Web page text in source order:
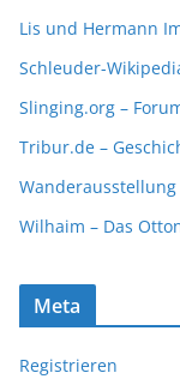
Lis und Hermann
Schleuder-
Slinging.org –
Tribur.de –
Wanderausstellung
Wilhaim – Das
Meta
Registrieren